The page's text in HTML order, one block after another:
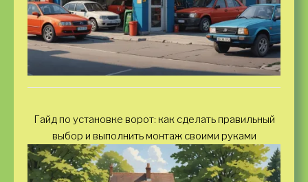
Гайд по установке ворот: как сделать правильный
выбор и выполнить монтаж своими руками